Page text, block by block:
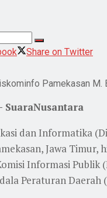
Share on Twitter
Pamekasan M.
SuaraNusantara
dan Informatika
Jawa Timur,
Informasi Publik
Peraturan Daerah